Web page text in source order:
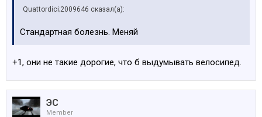
Quattordici;2009646 сказал(а):
Стандартная болезнь. Меняй
+1, они не такие дорогие, что б выдумывать велосипед.
ЭС
Member